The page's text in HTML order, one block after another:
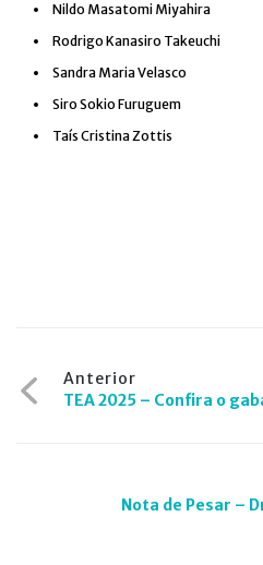
Nildo Masatomi Miyahira
Rodrigo Kanasiro Takeuchi
Sandra Maria Velasco
Siro Sokio Furuguem
Taís Cristina Zottis
Navegação
de
Anterior
TEA 2025 – Confira o
Nota de Pesar –